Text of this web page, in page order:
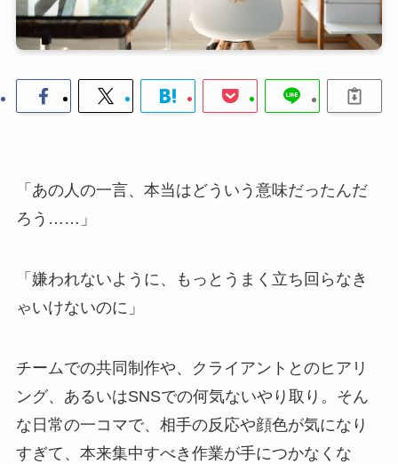
「あの人の一言、本当はどういう意味だったんだ
ろう……」
「嫌われないように、もっとうまく立ち回らなき
ゃいけないのに」
チームでの共同制作や、クライアントとのヒアリ
ング、あるいはSNSでの何気ないやり取り。そん
な日常の一コマで、相手の反応や顔色が気になり
すぎて、本来集中すべき作業が手につかなくな